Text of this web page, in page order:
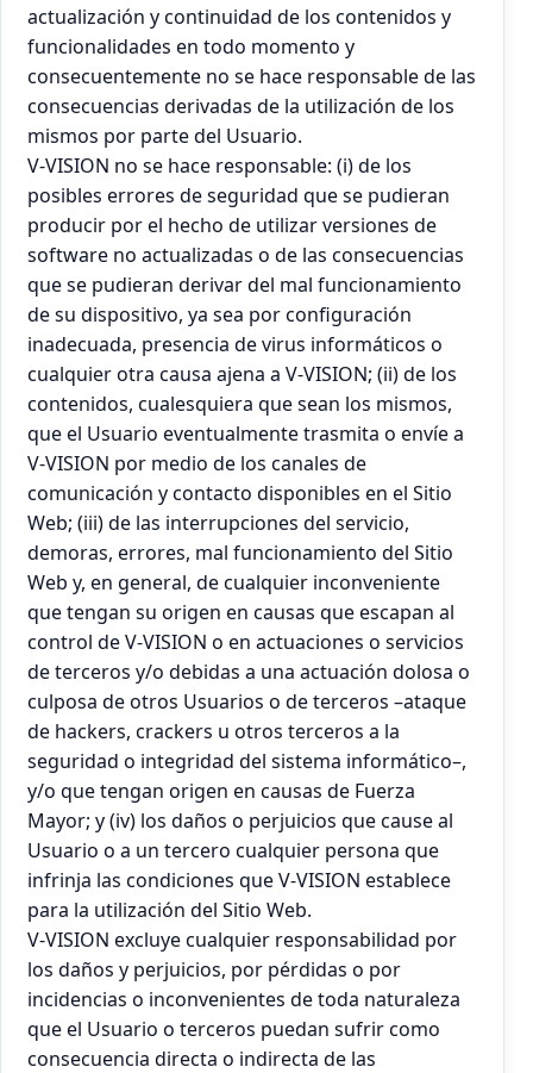
actualización y continuidad de los contenidos y
funcionalidades en todo momento y
consecuentemente no se hace responsable de las
consecuencias derivadas de la utilización de los
mismos por parte del Usuario.
V-VISION no se hace responsable: (i) de los
posibles errores de seguridad que se pudieran
producir por el hecho de utilizar versiones de
software no actualizadas o de las consecuencias
que se pudieran derivar del mal funcionamiento
de su dispositivo, ya sea por configuración
inadecuada, presencia de virus informáticos o
cualquier otra causa ajena a V-VISION; (ii) de los
contenidos, cualesquiera que sean los mismos,
que el Usuario eventualmente trasmita o envíe a
V-VISION por medio de los canales de
comunicación y contacto disponibles en el Sitio
Web; (iii) de las interrupciones del servicio,
demoras, errores, mal funcionamiento del Sitio
Web y, en general, de cualquier inconveniente
que tengan su origen en causas que escapan al
control de V-VISION o en actuaciones o servicios
de terceros y/o debidas a una actuación dolosa o
culposa de otros Usuarios o de terceros –ataque
de hackers, crackers u otros terceros a la
seguridad o integridad del sistema informático–,
y/o que tengan origen en causas de Fuerza
Mayor; y (iv) los daños o perjuicios que cause al
Usuario o a un tercero cualquier persona que
infrinja las condiciones que V-VISION establece
para la utilización del Sitio Web.
V-VISION excluye cualquier responsabilidad por
los daños y perjuicios, por pérdidas o por
incidencias o inconvenientes de toda naturaleza
que el Usuario o terceros puedan sufrir como
consecuencia directa o indirecta de las